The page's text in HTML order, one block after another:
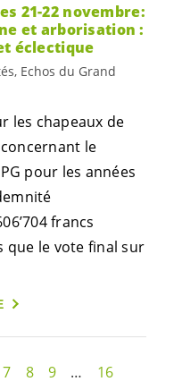
21-22 novembre:
et arborisation :
éclectique
Echos du Grand
les chapeaux de
le
pour les années
francs
que le vote final sur
7 8 9 … 16